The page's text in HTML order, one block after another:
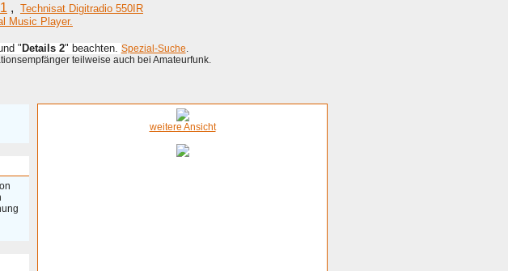
, Technisat Digitradio 550IR
Music Player.
"Details 2" beachten. Spezial-Suche.
teilweise auch bei Amateurfunk.
weitere Ansicht